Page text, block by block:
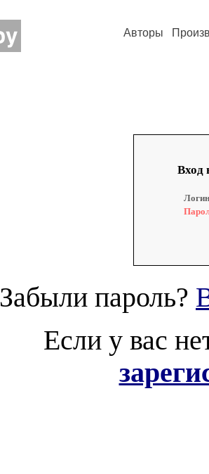
Авторы
Вход
Забыли пароль?
Если у вас